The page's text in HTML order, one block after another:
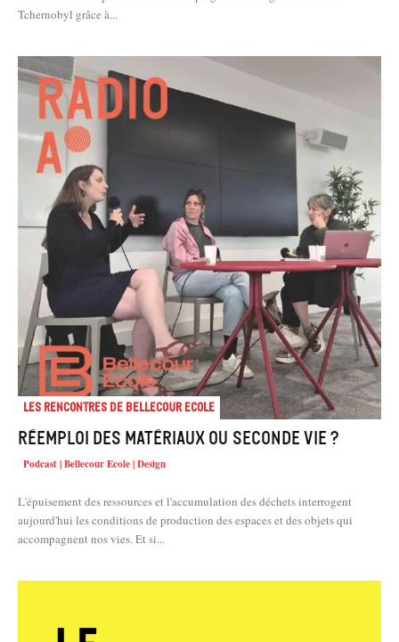
Tchernobyl grâce à...
Les rencontres de Bellecour Ecole
Réemploi des matériaux ou seconde vie ?
Podcast | Bellecour Ecole | Design
L'épuisement des ressources et l'accumulation des déchets interrogent
aujourd'hui les conditions de production des espaces et des objets qui
accompagnent nos vies. Et si...